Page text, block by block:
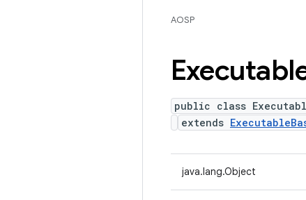
AOSP
public class
extends
java.lang.Object